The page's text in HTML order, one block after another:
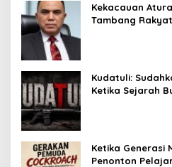
Kekacauan
Tambang
Kudatuli:
Ketika Sejarah
Ketika Generasi
Penonton